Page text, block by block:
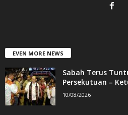
EVEN MORE NEWS
Sabah Terus
Persekutuan –
10/08/2026